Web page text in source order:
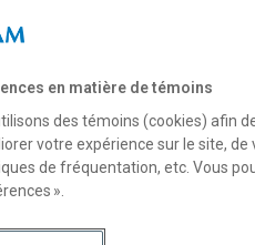
Description
en matière de témoins
des témoins (cookies) afin
votre expérience sur le site,
de fréquentation, etc. Vous
».